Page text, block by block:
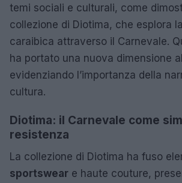
temi sociali e culturali, come
collezione di Diotima, che esplora
caraibica attraverso il Carnevale.
ha portato una nuova dimensione
evidenziando l’importanza della
cultura.
Diotima: il Carnevale come
resistenza
La collezione di Diotima ha fuso
sportswear e haute couture,